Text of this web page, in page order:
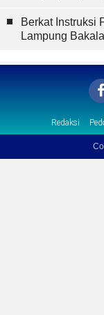
Berkat Instruksi
Lampung
Redaksi